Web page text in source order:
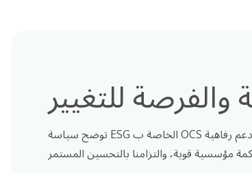
والفرصة للتغيير
توضح سياسة ESG الخاصة ب OCS التزامنا ونهجنا في تقليل تأثيرنا على البيئة، ودعم رفاهية